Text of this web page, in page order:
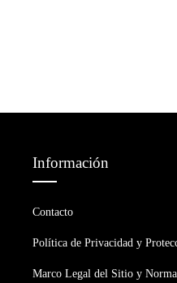
Información
Contacto
Política de Privacidad y
Marco Legal del Sitio y